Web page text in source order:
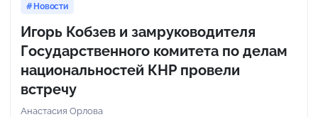
Новости
Игорь Кобзев и замруководителя
Государственного комитета по делам
национальностей КНР провели
встречу
Анастасия Орлова